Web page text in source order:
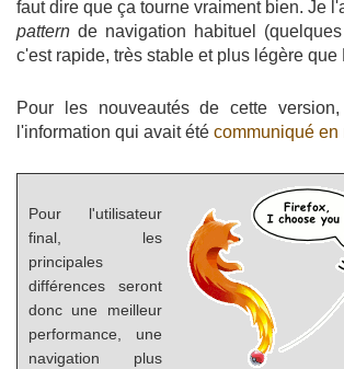
faut dire que ça tourne vraiment bien. Je
pattern de navigation habituel
c'est rapide, très stable et plus légère que
Pour les nouveautés de cette
l'information qui avait été communiqué en
Pour l'utilisateur
final, les
principales
différences seront
donc une meilleur
performance, une
navigation plus